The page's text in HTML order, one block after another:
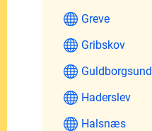
Greve
Gribskov
Guldborgsund
Haderslev
Halsnæs